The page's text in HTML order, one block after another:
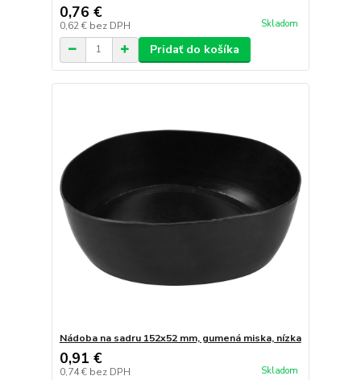
0,76 €
0,62 € bez DPH Skladom
Pridať do košíka
Nádoba na sadru 152x52 mm, gumená miska, nízka
0,91 €
0,74 € bez DPH Skladom